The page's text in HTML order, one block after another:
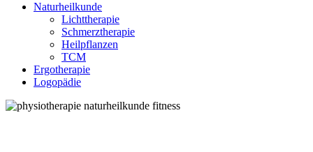
Naturheilkunde
Lichttherapie
Schmerztherapie
Heilpflanzen
TCM
Ergotherapie
Logopädie